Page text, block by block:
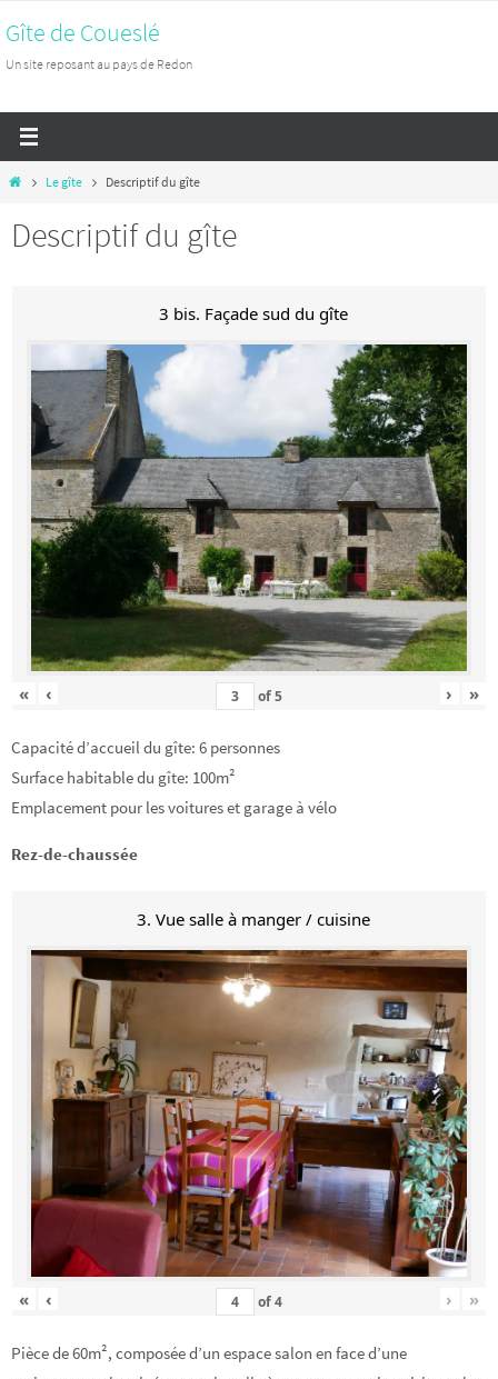
vers
le
Gîte de Coueslé
Un site reposant au pays de Redon
HomeLe gîte Descriptif du gîte
Descriptif du gîte
3 bis. Façade sud du gîte
« ‹ of5 › »
Capacité d’accueil du gîte: 6 personnes
Surface habitable du gîte: 100m²
Emplacement pour les voitures et garage à vélo
Rez-de-chaussée
3. Vue salle à manger / cuisine
« ‹ of4 › »
Pièce de 60m², composée d’un espace salon en face d’une